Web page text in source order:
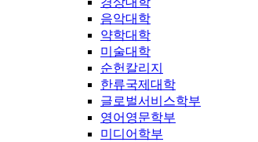
음악대학
약학대학
미술대학
순헌칼리지
한류국제대학
글로벌서비스학부
영어영문학부
미디어학부